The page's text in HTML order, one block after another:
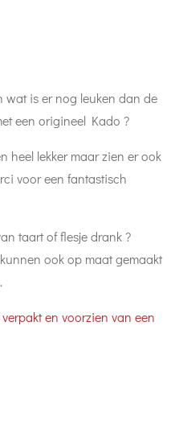
wat is er nog leuken dan de
een origineel Kado ?
heel lekker maar zien er ook
voor een fantastisch
taart of flesje drank ?
ook op maat gemaakt
en voorzien van een